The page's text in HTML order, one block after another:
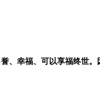
幸福、可以享福终世。